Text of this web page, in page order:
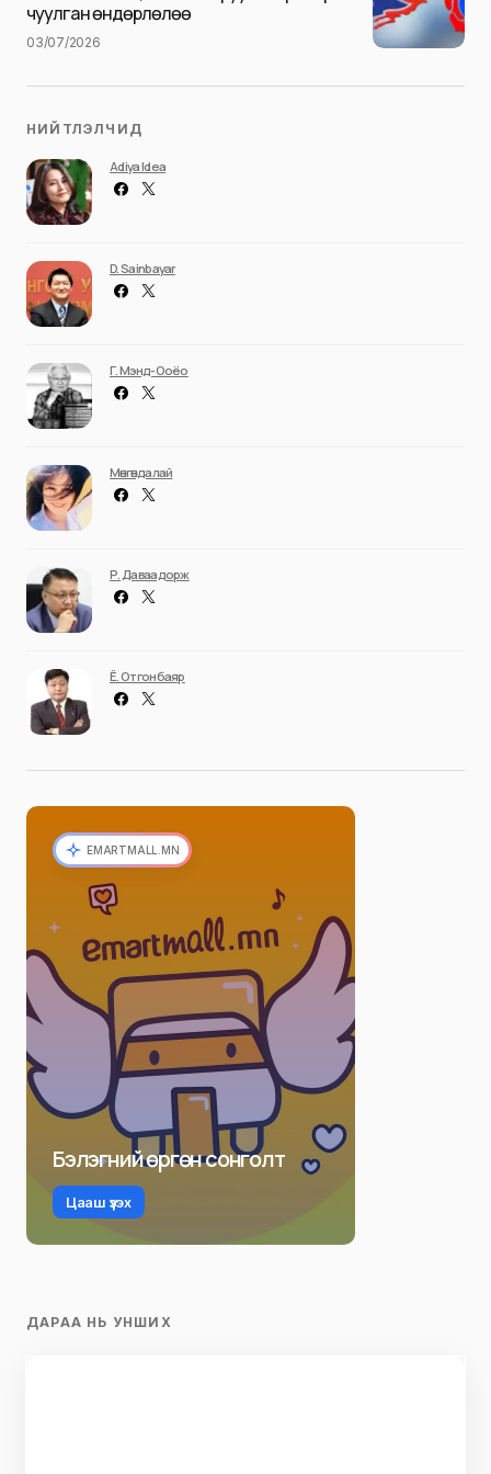
чуулган өндөрлөлөө
03/07/2026
НИЙТЛЭЛЧИД
Adiya Idea
D. Sainbayar
Г. Мэнд-Ооёо
Мөнгөндалай
Р. Даваадорж
Ё. Отгонбаяр
EMARTMALL.MN
Бэлэгний өргөн сонголт
Цааш үзэх
ДАРАА НЬ УНШИХ